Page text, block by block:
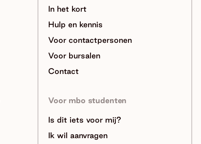
In het kort
Hulp en kennis
Voor contactpersonen
Voor bursalen
Contact
Voor mbo studenten
Is dit iets voor mij?
Ik wil aanvragen